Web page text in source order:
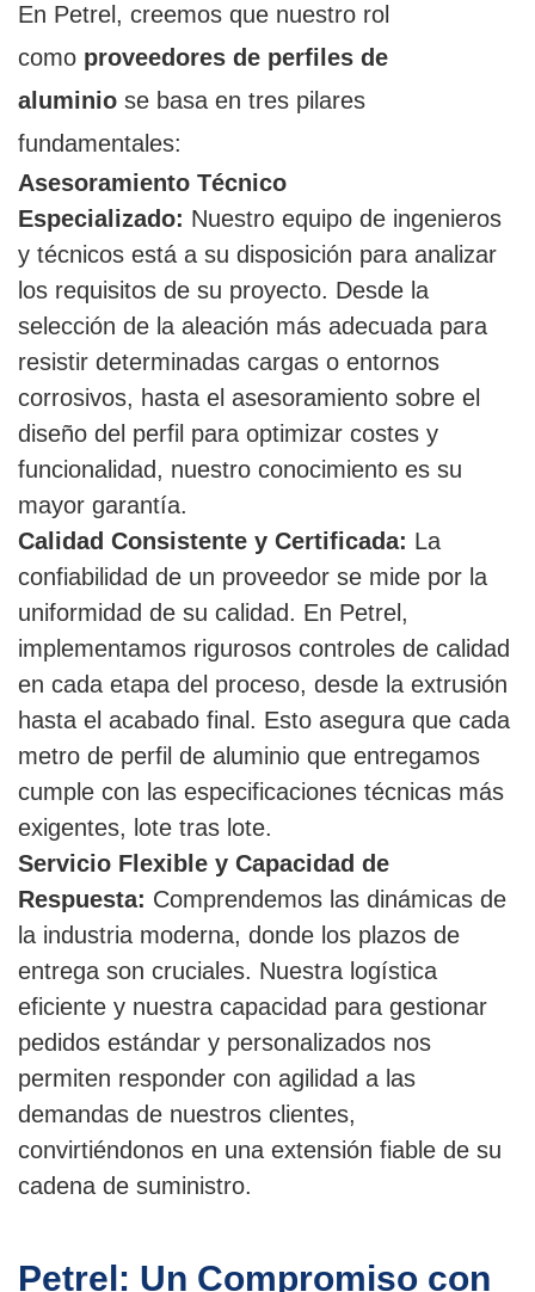
En Petrel, creemos que nuestro rol
como proveedores de perfiles de
aluminio se basa en tres pilares
fundamentales:
Asesoramiento Técnico
Especializado: Nuestro equipo de ingenieros
y técnicos está a su disposición para analizar
los requisitos de su proyecto. Desde la
selección de la aleación más adecuada para
resistir determinadas cargas o entornos
corrosivos, hasta el asesoramiento sobre el
diseño del perfil para optimizar costes y
funcionalidad, nuestro conocimiento es su
mayor garantía.
Calidad Consistente y Certificada: La
confiabilidad de un proveedor se mide por la
uniformidad de su calidad. En Petrel,
implementamos rigurosos controles de calidad
en cada etapa del proceso, desde la extrusión
hasta el acabado final. Esto asegura que cada
metro de perfil de aluminio que entregamos
cumple con las especificaciones técnicas más
exigentes, lote tras lote.
Servicio Flexible y Capacidad de
Respuesta: Comprendemos las dinámicas de
la industria moderna, donde los plazos de
entrega son cruciales. Nuestra logística
eficiente y nuestra capacidad para gestionar
pedidos estándar y personalizados nos
permiten responder con agilidad a las
demandas de nuestros clientes,
convirtiéndonos en una extensión fiable de su
cadena de suministro.
Petrel: Un Compromiso con